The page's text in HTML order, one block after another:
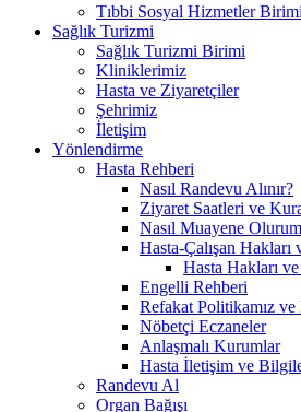
Tıbbi Sosyal Hizmetler Birimi
Sağlık Turizmi
Sağlık Turizmi Birimi
Kliniklerimiz
Hasta ve Ziyaretçiler
Şehrimiz
İletişim
Yönlendirme
Hasta Rehberi
Nasıl Randevu Alınır?
Ziyaret Saatleri ve
Nasıl Muayene
Hasta-Çalışan Hakları
Hasta Hakları
Engelli Rehberi
Refakat Politikamız
Nöbetçi Eczaneler
Anlaşmalı Kurumlar
Hasta İletişim ve
Randevu Al
Organ Bağışı